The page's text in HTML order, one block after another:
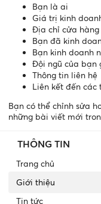
Bạn là ai
Giá trị kinh
Địa chỉ cửa hàng
Bạn đã kinh
Bạn kinh doanh
Đội ngũ của bạn
Thông tin liên hệ
Liên kết đến các
Bạn có thể chỉnh sửa
những bài viết mới
THÔNG TIN
Trang chủ
Giới thiệu
Tin tức